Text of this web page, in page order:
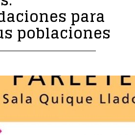
para
poblaciones